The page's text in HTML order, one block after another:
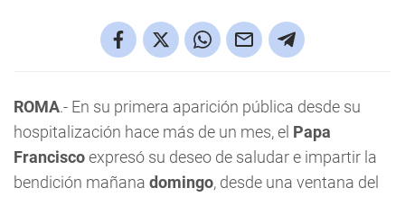
ROMA.- En su primera aparición pública desde su
hospitalización hace más de un mes, el Papa
Franciscoexpresó su deseo de saludar e impartir la
bendición mañana domingo, desde una ventana del